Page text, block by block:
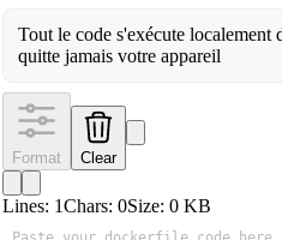
Tout le code s'exécute
quitte jamais votre appareil
Format Clear
Lines: 1Chars: 0Size: 0KB